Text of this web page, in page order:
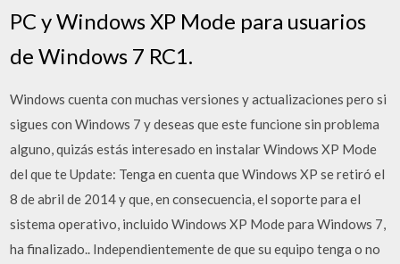
PC y Windows XP Mode para usuarios
de Windows 7 RC1.
Windows cuenta con muchas versiones y actualizaciones pero si
sigues con Windows 7 y deseas que este funcione sin problema
alguno, quizás estás interesado en instalar Windows XP Mode
del que te Update: Tenga en cuenta que Windows XP se retiró el
8 de abril de 2014 y que, en consecuencia, el soporte para el
sistema operativo, incluido Windows XP Mode para Windows 7,
ha finalizado.. Independientemente de que su equipo tenga o no